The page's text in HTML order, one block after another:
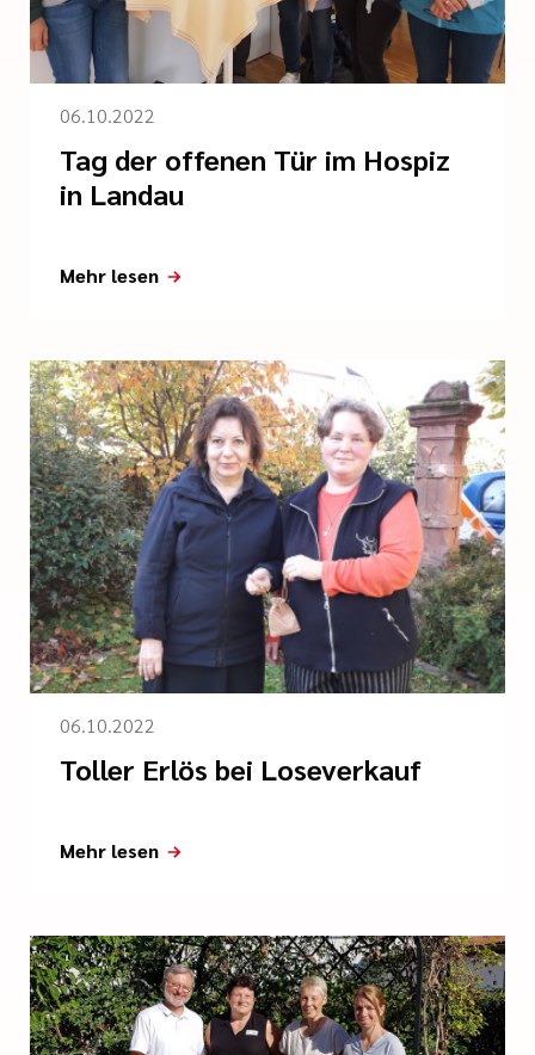
06.10.2022
Tag der offenen Tür im Hospiz
in Landau
Mehr lesen
06.10.2022
Toller Erlös bei Loseverkauf
Mehr lesen